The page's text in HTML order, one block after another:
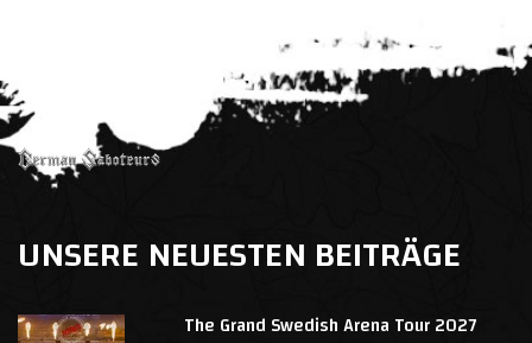
UNSERE NEUESTEN BEITRÄGE
The Grand Swedish Arena Tour 2027